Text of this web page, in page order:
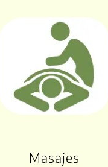
Masajes